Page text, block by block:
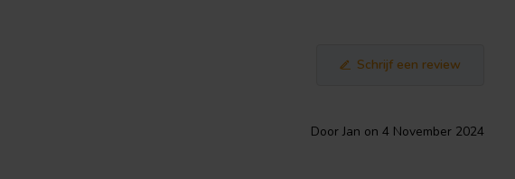
Schrijf een review
Door Jan on 4 November 2024